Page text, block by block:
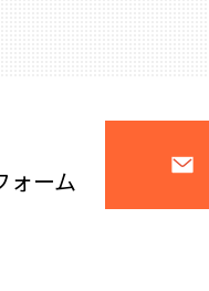
ォーム